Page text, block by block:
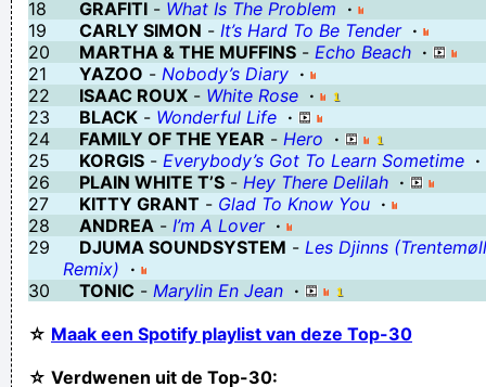
18
GRAFITI - What Is The Problem ·
19
CARLY SIMON - It’s Hard To Be Tender ·
20
MARTHA & THE MUFFINS - Echo Beach ·
21
YAZOO - Nobody’s Diary ·
22
ISAAC ROUX - White Rose ·
23
BLACK - Wonderful Life ·
24
FAMILY OF THE YEAR - Hero ·
25
KORGIS - Everybody’s Got To Learn Sometime ·
26
PLAIN WHITE T’S - Hey There Delilah ·
27
KITTY GRANT - Glad To Know You ·
28
ANDREA - I’m A Lover ·
29
DJUMA SOUNDSYSTEM - Les Djinns
Remix) ·
30
TONIC - Marylin En Jean ·
☆ Maak een Spotify playlist van deze Top-30
☆ Verdwenen uit de Top-30: